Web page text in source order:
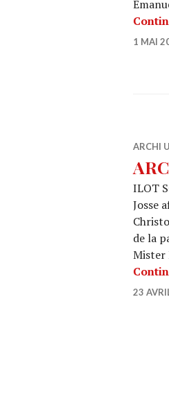
1 MAI
ARCHI
ILOT
Josse
de la
Mister
23